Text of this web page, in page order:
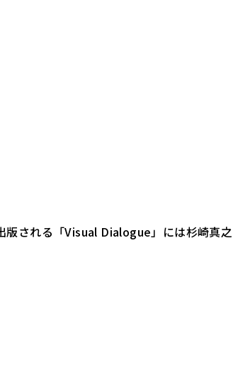
版される「Visual Dialogue」には杉崎真之